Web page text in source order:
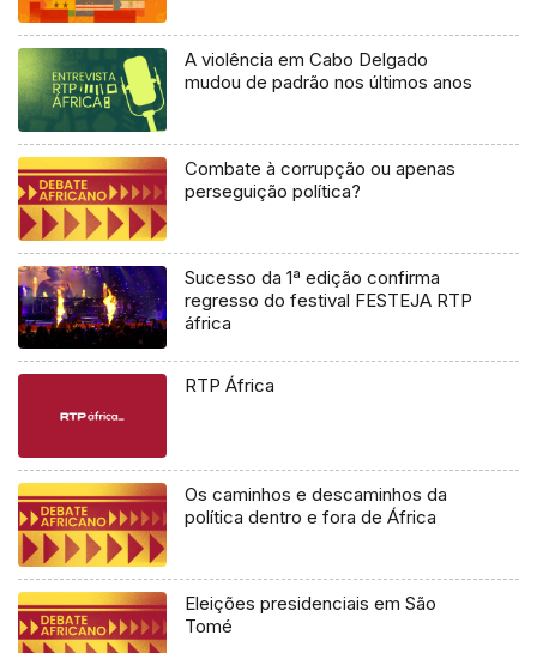
A violência em Cabo Delgado
mudou de padrão nos últimos anos
Combate à corrupção ou apenas
perseguição política?
Sucesso da 1ª edição confirma
regresso do festival FESTEJA RTP
áfrica
RTP África
Os caminhos e descaminhos da
política dentro e fora de África
Eleições presidenciais em São
Tomé